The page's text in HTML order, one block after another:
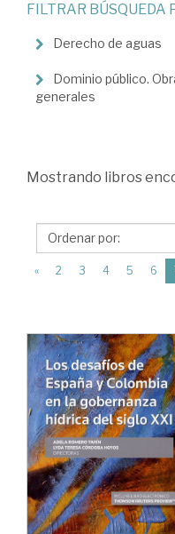
Derecho
administrativo
>
Derechos
FILTRAR BÚSQUEDA
Derecho de aguas
Dominio público.
generales
Mostrando libros
« 2 3 4 5 6